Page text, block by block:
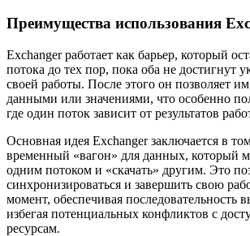
Преимущества использования
Exchanger работает как барьер, который
потока до тех пор, пока оба не достигнут
своей работы. После этого он позволяет
данными или значениями, что особенно
где один поток зависит от результатов
Основная идея Exchanger заключается в
временный «вагон» для данных, который
одним потоком и «скачать» другим. Это
синхронизироваться и завершить свою
момент, обеспечивая последовательность
избегая потенциальных конфликтов с
ресурсам.